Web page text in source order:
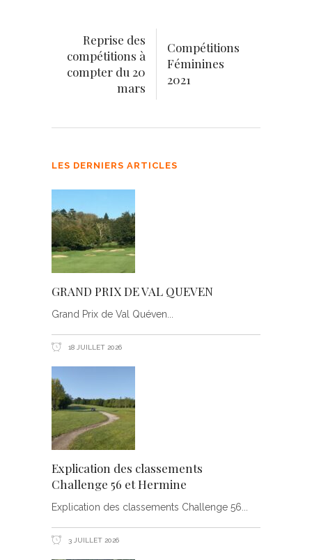
Reprise des
compétitions à
compter du 20
mars
Compétitions
Féminines
2021
LES DERNIERS ARTICLES
GRAND PRIX DE VAL QUEVEN
Grand Prix de Val Quéven
18 JUILLET 2026
Explication des classements
Challenge 56 et Hermine
Explication des classements Challenge 56
3 JUILLET 2026